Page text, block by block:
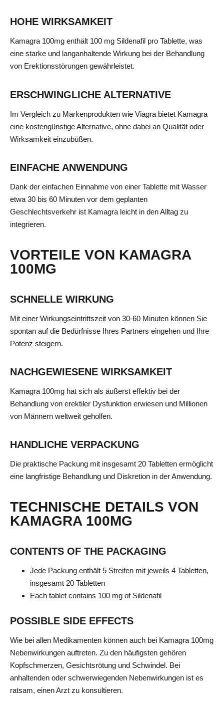
HOHE WIRKSAMKEIT
Kamagra 100mg enthält 100 mg Sildenafil pro Tablette, was
eine starke und langanhaltende Wirkung bei der Behandlung
von Erektionsstörungen gewährleistet.
ERSCHWINGLICHE ALTERNATIVE
Im Vergleich zu Markenprodukten wie Viagra bietet Kamagra
eine kostengünstige Alternative, ohne dabei an Qualität oder
Wirksamkeit einzubüßen.
EINFACHE ANWENDUNG
Dank der einfachen Einnahme von einer Tablette mit Wasser
etwa 30 bis 60 Minuten vor dem geplanten
Geschlechtsverkehr ist Kamagra leicht in den Alltag zu
integrieren.
VORTEILE VON KAMAGRA
100MG
SCHNELLE WIRKUNG
Mit einer Wirkungseintrittszeit von 30-60 Minuten können Sie
spontan auf die Bedürfnisse Ihres Partners eingehen und Ihre
Potenz steigern.
NACHGEWIESENE WIRKSAMKEIT
Kamagra 100mg hat sich als äußerst effektiv bei der
Behandlung von erektiler Dysfunktion erwiesen und Millionen
von Männern weltweit geholfen.
HANDLICHE VERPACKUNG
Die praktische Packung mit insgesamt 20 Tabletten ermöglicht
eine langfristige Behandlung und Diskretion in der Anwendung.
TECHNISCHE DETAILS VON
KAMAGRA 100MG
CONTENTS OF THE PACKAGING
Jede Packung enthält 5 Streifen mit jeweils 4 Tabletten,
insgesamt 20 Tabletten
Each tablet contains 100 mg of Sildenafil
POSSIBLE SIDE EFFECTS
Wie bei allen Medikamenten können auch bei Kamagra 100mg
Nebenwirkungen auftreten. Zu den häufigsten gehören
Kopfschmerzen, Gesichtsrötung und Schwindel. Bei
anhaltenden oder schwerwiegenden Nebenwirkungen ist es
ratsam, einen Arzt zu konsultieren.